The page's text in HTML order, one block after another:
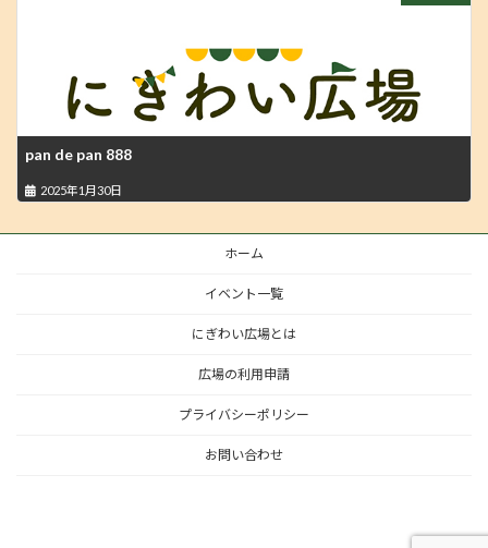
pan de pan 888
2025年1月30日
ホーム
イベント一覧
にぎわい広場とは
広場の利用申請
プライバシーポリシー
お問い合わせ